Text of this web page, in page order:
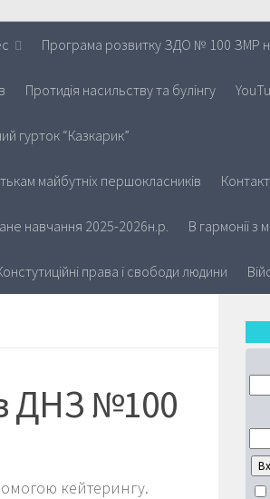
Програма розвитку ЗДО № 100 ЗМР
Протидія насильству та булінгу
гурток “Казкарик”
майбутніх першокласників
навчання 2025-2026н.р. В гармонії з
права і свободи людини
ДНЗ №100
кейтерингу.